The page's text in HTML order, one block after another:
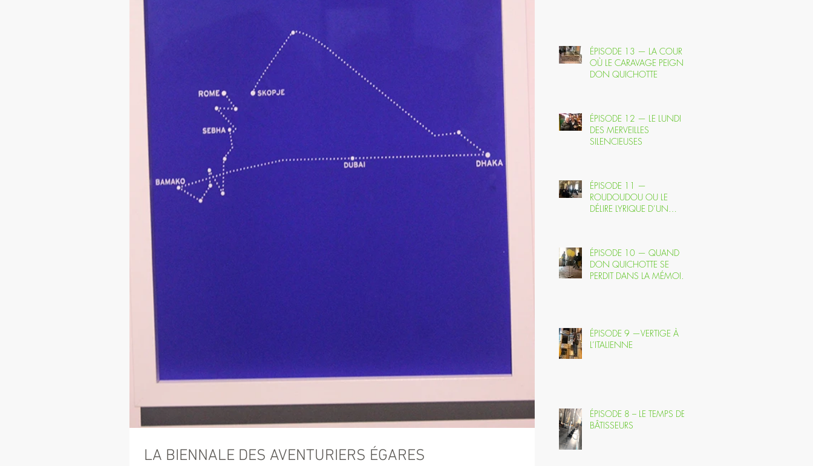
LA BIENNALE DES AVENTURIERS ÉGARES
ÉPISODE 13 — LA COUR
OÙ LE CARAVAGE PEIGNIT
DON QUICHOTTE
ÉPISODE 12 — LE LUNDI
DES MERVEILLES
SILENCIEUSES
ÉPISODE 11 —
ROUDOUDOU OU LE
DÉLIRE LYRIQUE D’UN
ÉPISODE 10 — QUAND
DON QUICHOTTE SE
PERDIT DANS LA MÉMOIRE
ÉPISODE 9 —VERTIGE À
L’ITALIENNE
ÉPISODE 8 – LE TEMPS DES
BÂTISSEURS